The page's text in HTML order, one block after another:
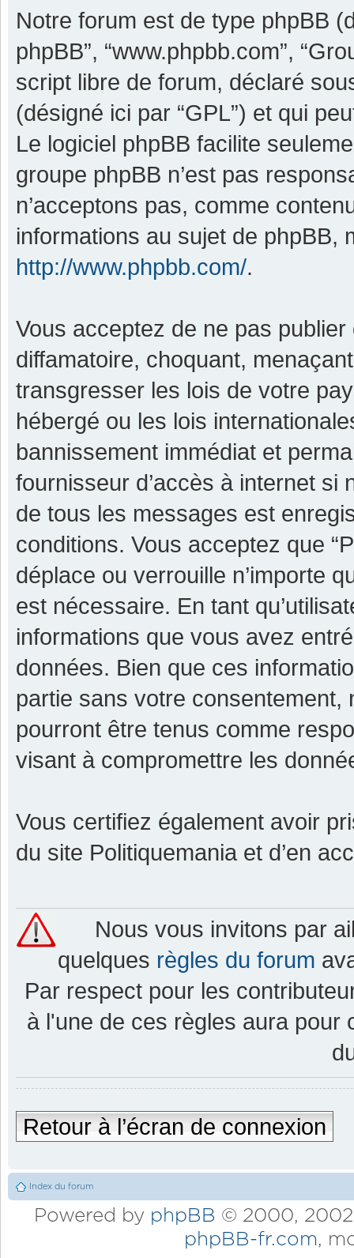
Notre forum est de type phpBB
phpBB”, “www.phpbb.com”,
script libre de forum, déclaré
(désigné ici par “GPL”) et qui
Le logiciel phpBB facilite
groupe phpBB n’est pas
n’acceptons pas, comme
informations au sujet de phpBB,
http://www.phpbb.com/.
Vous acceptez de ne pas
diffamatoire, choquant,
transgresser les lois de votre
hébergé ou les lois
bannissement immédiat et
fournisseur d’accès à internet si
de tous les messages est
conditions. Vous acceptez que
déplace ou verrouille n’importe
est nécessaire. En tant
informations que vous avez
données. Bien que ces
partie sans votre consentement,
pourront être tenus comme
visant à compromettre les
Vous certifiez également avoir
du site Politiquemania et d’en
Nous vous invitons par
quelques règles du forum
Par respect pour les
à l'une de ces règles aura pour
Retour à l’écran de connexion
Index du forum
Powered by phpBB © 2000,
phpBB-fr.com,